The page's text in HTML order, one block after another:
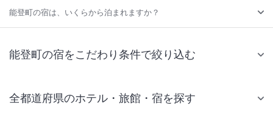
能登町の宿は、いくらから泊まれますか？
能登町の宿をこだわり条件で絞り込む
全都道府県のホテル・旅館・宿を探す